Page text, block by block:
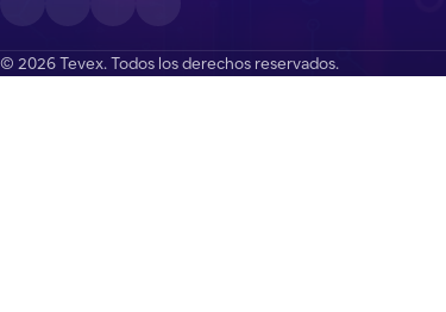
© 2026 Tevex. Todos los derechos reservados.